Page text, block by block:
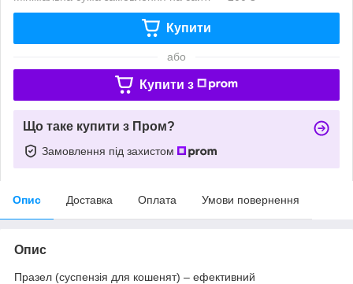
Купити
або
Купити з
Що таке купити з Пром?
Замовлення під захистом
Опис Доставка Оплата Умови повернення
Опис
Празел (суспензія для кошенят) – ефективний